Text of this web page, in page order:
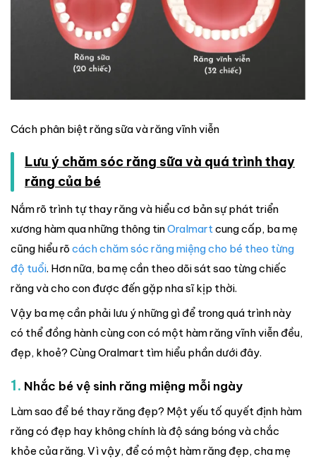
Cách phân biệt răng sữa và răng vĩnh viễn
Lưu ý chăm sóc răng sữa và quá trình thay
răng của bé
Nắm rõ trình tự thay răng và hiểu cơ bản sự phát triển
xương hàm qua những thông tinOralmartcung cấp, ba mẹ
cũng hiểu rõ cách chăm sóc răng miệng cho bé theo từng
độ tuổi. Hơn nữa, ba mẹ cần theo dõi sát sao từng chiếc
răng và cho con được đến gặp nha sĩ kịp thời.
Vậy ba mẹ cần phải lưu ý những gì để trong quá trình này
có thể đồng hành cùng con có một hàm răng vĩnh viễn đều,
đẹp, khoẻ? Cùng Oralmart tìm hiểu phần dưới đây.
1. Nhắc bé vệ sinh răng miệng mỗi ngày
Làm sao để bé thay răng đẹp? Một yếu tố quyết định hàm
răng có đẹp hay không chính là độ sáng bóng và chắc
khỏe của răng. Vì vậy, để có một hàm răng đẹp, cha mẹ